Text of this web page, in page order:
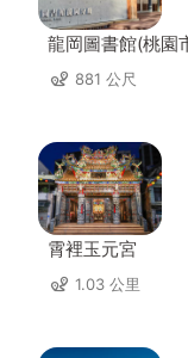
龍岡圖書館(桃園
881 公尺
霄裡玉元宮
1.03 公里